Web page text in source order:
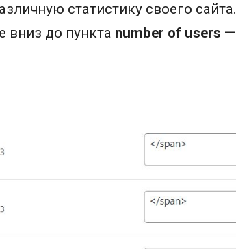
статистику своего сайта.
вниз до пункта number of users —